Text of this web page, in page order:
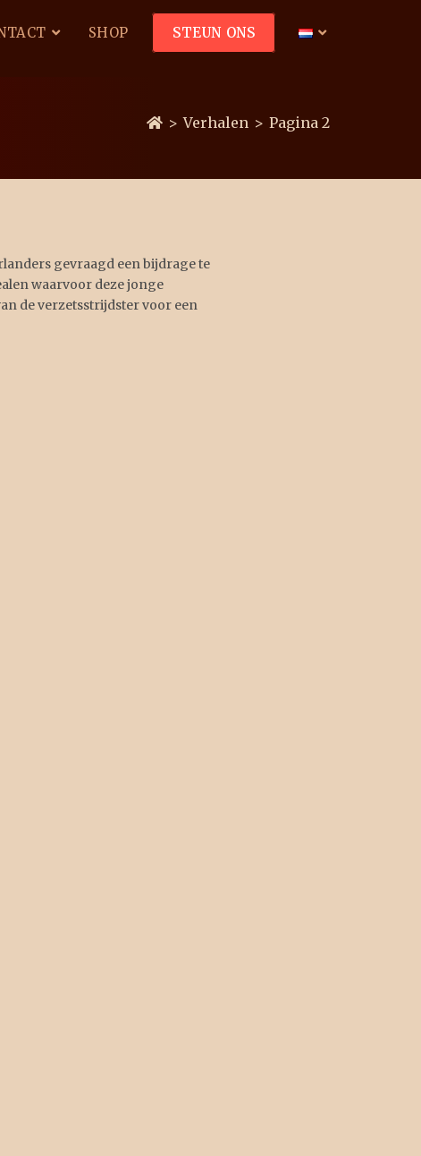
SHOP STEUN ONS
> Verhalen > Pagina 2
gevraagd een bijdrage te
waarvoor deze jonge
de verzetsstrijdster voor een